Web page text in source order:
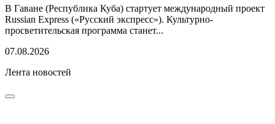
В Гаване (Республика Куба) стартует международный проект
Russian Express («Русский экспресс»). Культурно-
просветительская программа станет...
07.08.2026
Лента новостей